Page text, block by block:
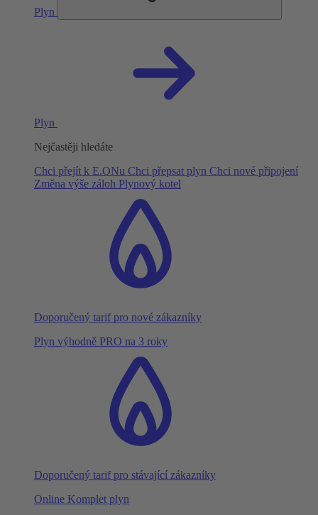
Plyn
Plyn
Nejčastěji hledáte
Chci přejít k E.ONu Chci přepsat plyn Chci nové připojení
Změna výše záloh Plynový kotel
Doporučený tarif pro nové zákazníky
Plyn výhodně PRO na 3 roky
Doporučený tarif pro stávající zákazníky
Online Komplet plyn